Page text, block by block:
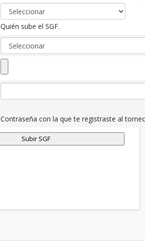
Quién sube el SGF.
Contraseña con la que te registraste al